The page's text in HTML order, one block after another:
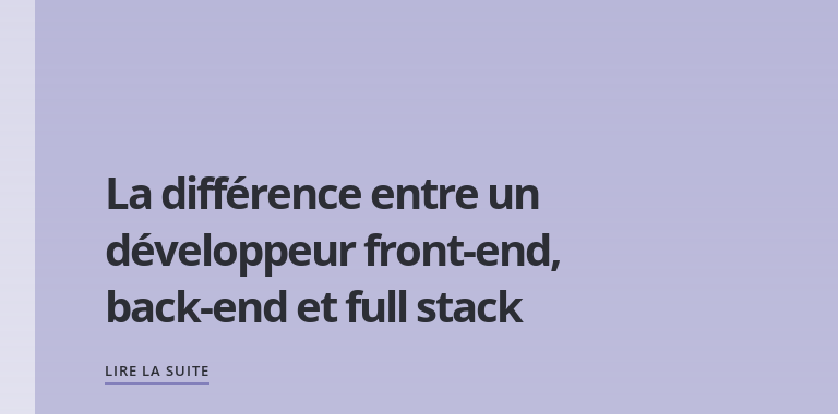
La différence entre un
développeur front-end,
back-end et full stack
LIRE LA SUITE